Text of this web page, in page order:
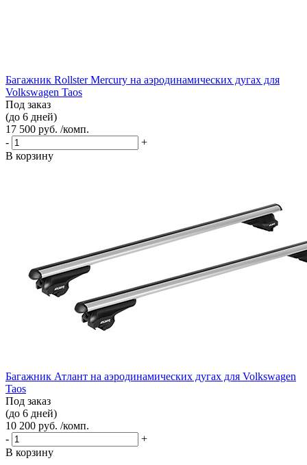
Багажник Rollster Mercury на аэродинамических дугах для
Volkswagen Taos
Под заказ
(до 6 дней)
17 500 руб. /комп.
-
+
В корзину
Багажник Атлант на аэродинамических дугах для Volkswagen
Taos
Под заказ
(до 6 дней)
10 200 руб. /комп.
-
+
В корзину